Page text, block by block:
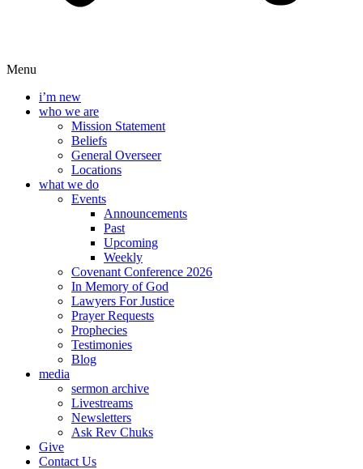
Menu
i’m new
who we are
Mission Statement
Beliefs
General Overseer
Locations
what we do
Events
Announcements
Past
Upcoming
Weekly
Covenant Conference 2026
In Memory of God
Lawyers For Justice
Prayer Requests
Prophecies
Testimonies
Blog
media
sermon archive
Livestreams
Newsletters
Ask Rev Chuks
Give
Contact Us